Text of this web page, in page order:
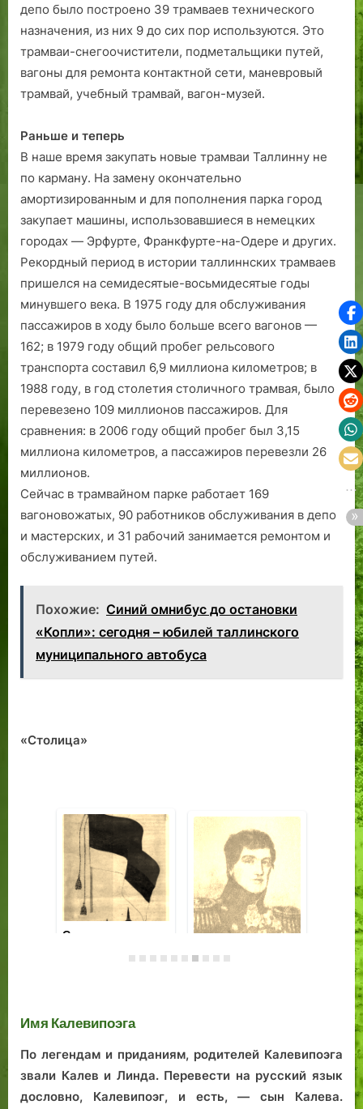
депо было построено 39 трамваев технического
назначения, из них 9 до сих пор используются. Это
трамваи-снегоочистители, подметальщики путей,
вагоны для ремонта контактной сети, маневровый
трамвай, учебный трамвай, вагон-музей.
Раньше и теперь
В наше время закупать новые трамваи Таллинну не
по карману. На замену окончательно
амортизированным и для пополнения парка город
закупает машины, использовавшиеся в немецких
городах — Эрфурте, Франкфурте-на-Одере и других.
Рекордный период в истории таллиннских трамваев
пришелся на семидесятые-восьмидесятые годы
минувшего века. В 1975 году для обслуживания
пассажиров в ходу было больше всего вагонов —
162; в 1979 году общий пробег рельсового
транспорта составил 6,9 миллиона километров; в
1988 году, в год столетия столичного трамвая, было
перевезено 109 миллионов пассажиров. Для
сравнения: в 2006 году общий пробег был 3,15
миллиона километров, а пассажиров перевезли 26
миллионов.
Сейчас в трамвайном парке работает 169
вагоновожатых, 90 работников обслуживания в депо
и мастерских, и 31 рабочий занимается ремонтом и
обслуживанием путей.
Похожие: Синий омнибус до остановки
«Копли»: сегодня – юбилей таллинского
муниципального автобуса
«Столица»
«В танце вы,
Загадки косули
Имя Калевипоэга
По легендам и приданиям, родителей Калевипоэга
звали Калев и Линда. Перевести на русский язык
дословно, Калевипоэг, и есть, — сын Калева.